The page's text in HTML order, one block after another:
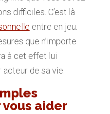
difficiles. C’est là
entre en jeu.
que n’importe
à cet effet lui
de sa vie.
vous aider